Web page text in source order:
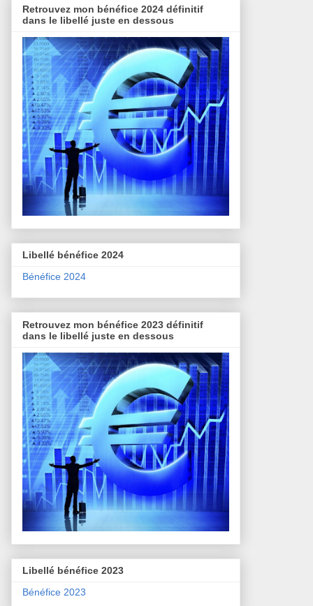
Retrouvez mon bénéfice 2024 définitif
dans le libellé juste en dessous
Libellé bénéfice 2024
Bénéfice 2024
Retrouvez mon bénéfice 2023 définitif
dans le libellé juste en dessous
Libellé bénéfice 2023
Bénéfice 2023